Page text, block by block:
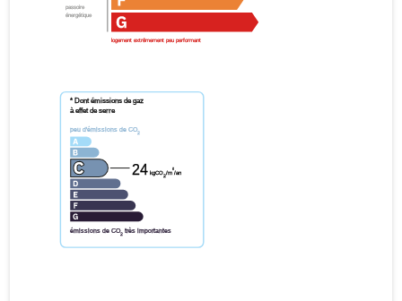
passoire
énergétique
logement extrêmement peu performant
* Dont émissions de gaz
à effet de serre
peu d'émissions de CO2
émissions de CO2très importantes
24kgCO2/m²/an